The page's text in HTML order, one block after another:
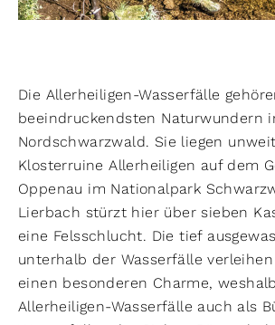
Die Allerheiligen-Wasserfälle
beeindruckendsten Naturwundern
Nordschwarzwald. Sie liegen
Klosterruine Allerheiligen auf dem
Oppenau im Nationalpark
Lierbach stürzt hier über sieben
eine Felsschlucht. Die tief
unterhalb der Wasserfälle
einen besonderen Charme,
Allerheiligen-Wasserfälle auch als